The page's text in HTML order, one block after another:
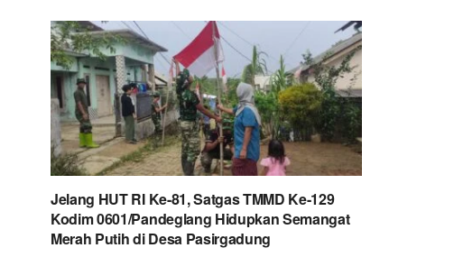
Jelang HUT RI Ke-81, Satgas TMMD Ke-129
Kodim 0601/Pandeglang Hidupkan Semangat
Merah Putih di Desa Pasirgadung